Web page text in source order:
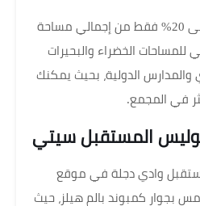
تم بناء المباني السكنية على 20% فقط من إجمالي مساحة
للمساحات الخضراء والبحيرات
والمدارس الدولية، بحيث يمكنك
في المجمع.
المستقبل سيتي
وادي دجلة في موقع
بجوار كمبوند بالم هيلز، حيث